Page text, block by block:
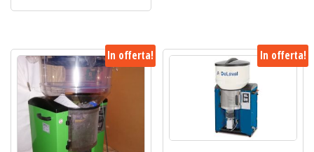
€4.115,00. €2.699,00.
In offerta! In offerta!